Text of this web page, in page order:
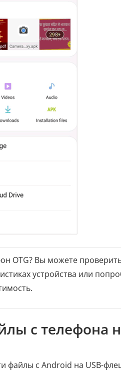
OTG? Вы можете
устройства или
с телефона
файлы с Android на USB-